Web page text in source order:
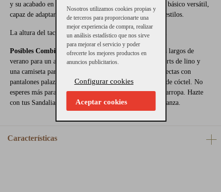
y su acabado en piel de alta calidad las convierten en un básico versátil,
capaz de adaptarse a un espectro amplio de ocasiones y estilos.
La altura del tacón es de 11 cm y la plataforma de 3 cm.
Posibles Combinaciones:Ideal para llevar con vestidos largos de
verano para un aire bohemio y chic, combínalas con shorts de lino y
una camiseta para un look casual de fin de semana. Perfectas con
pantalones palazzo y una blusa elegante para una noche de cóctel. No
esperes más para darle un toque de distinción a tu guardarropa. Hazte
con tus Sandalias Jeannot ahora y pisa con estilo y confianza.
Características
Nosotros utilizamos cookies propias y
de terceros para proporcionarte una
mejor experiencia de compra, realizar
un análisis estadístico que nos sirve
para mejorar el servicio y poder
ofrecerte los mejores productos en
anuncios publicitarios.
Configurar cookies
Aceptar cookies